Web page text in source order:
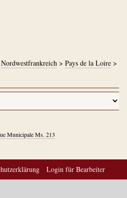
Nordwestfrankreich > Pays de la Loire >
Municipale Ms. 213
Login für Bearbeiter